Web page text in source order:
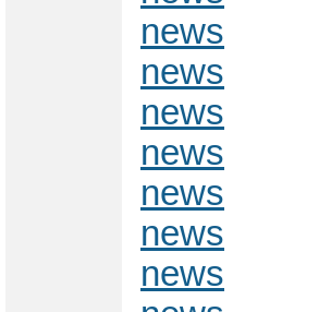
news
news
news
news
news
news
news